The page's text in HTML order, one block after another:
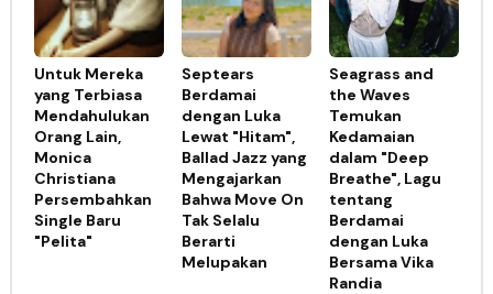
Untuk Mereka
yang Terbiasa
Mendahulukan
Orang Lain,
Monica
Christiana
Persembahkan
Single Baru
"Pelita"
Septears
Berdamai
dengan Luka
Lewat "Hitam",
Ballad Jazz yang
Mengajarkan
Bahwa Move On
Tak Selalu
Berarti
Melupakan
Seagrass and
the Waves
Temukan
Kedamaian
dalam "Deep
Breathe", Lagu
tentang
Berdamai
dengan Luka
Bersama Vika
Randia